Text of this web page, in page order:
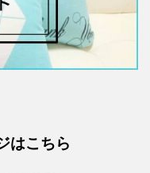
はこちら